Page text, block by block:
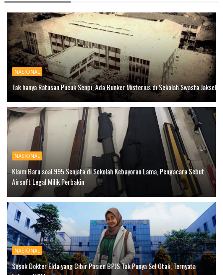
NASIONAL
Tak hanya Ratusan Pucuk Senpi, Ada Bunker Misterius di Sekolah Swasta Jaksel
NASIONAL
Klaim Baru soal 995 Senjata di Sekolah Kebayoran Lama, Pengacara Sebut
Airsoft Legal Milik Perbakin
NASIONAL
Sosok Dokter Elda yang Cibir Pasien BPJS Tak Punya Sel Otak, Ternyata